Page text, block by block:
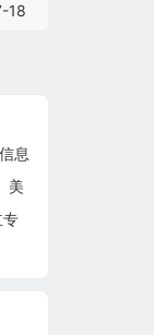
18
息
美
专